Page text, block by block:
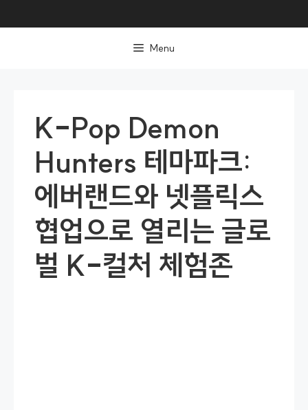
텐
Menu
K-Pop Demon
Hunters 테마파크:
에버랜드와 넷플릭스
협업으로 열리는 글로
벌 K-컬처 체험존